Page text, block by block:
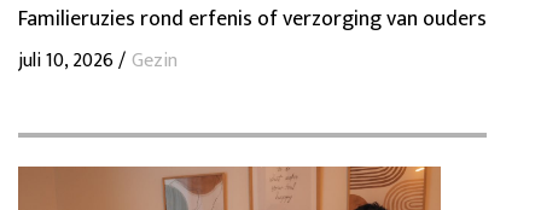
Familieruzies rond erfenis of verzorging van ouders
juli 10, 2026 /Gezin